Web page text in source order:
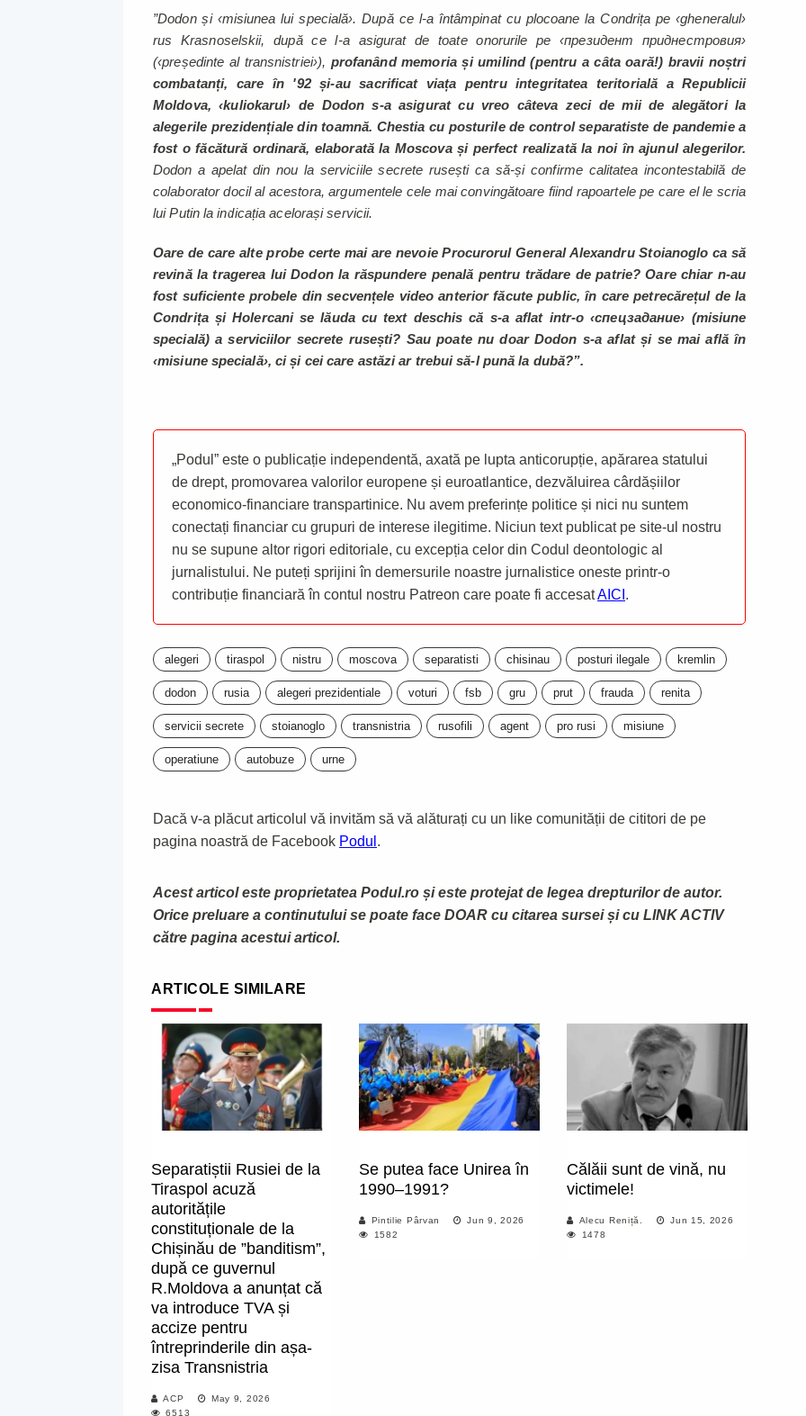
”Dodon și ‹misiunea lui specială›. După ce l-a întâmpinat cu plocoane la Condrița pe ‹gheneralul›
rus Krasnoselskii, după ce l-a asigurat de toate onorurile pe ‹президент приднестровия›
(‹președinte al transnistriei›), profanând memoria și umilind (pentru a câta oară!) bravii noștri
combatanți, care în '92 și-au sacrificat viața pentru integritatea teritorială a Republicii
Moldova, ‹kuliokarul› de Dodon s-a asigurat cu vreo câteva zeci de mii de alegători la
alegerile prezidențiale din toamnă. Chestia cu posturile de control separatiste de pandemie a
fost o făcătură ordinară, elaborată la Moscova și perfect realizată la noi în ajunul alegerilor.
Dodon a apelat din nou la serviciile secrete rusești ca să-și confirme calitatea incontestabilă de
colaborator docil al acestora, argumentele cele mai convingătoare fiind rapoartele pe care el le scria
lui Putin la indicația acelorași servicii.
Oare de care alte probe certe mai are nevoie Procurorul General Alexandru Stoianoglo ca să
revină la tragerea lui Dodon la răspundere penală pentru trădare de patrie? Oare chiar n-au
fost suficiente probele din secvențele video anterior făcute public, în care petrecărețul de la
Condrița și Holercani se lăuda cu text deschis că s-a aflat intr-o ‹спецзадание› (misiune
specială) a serviciilor secrete rusești? Sau poate nu doar Dodon s-a aflat și se mai află în
‹misiune specială›, ci și cei care astăzi ar trebui să-l pună la dubă?”.
„Podul” este o publicație independentă, axată pe lupta anticorupție, apărarea statului
de drept, promovarea valorilor europene și euroatlantice, dezvăluirea cârdășiilor
economico-financiare transpartinice. Nu avem preferințe politice și nici nu suntem
conectați financiar cu grupuri de interese ilegitime. Niciun text publicat pe site-ul nostru
nu se supune altor rigori editoriale, cu excepția celor din Codul deontologic al
jurnalistului. Ne puteți sprijini în demersurile noastre jurnalistice oneste printr-o
contribuție financiară în contul nostru Patreon care poate fi accesatAICI .
alegeri tiraspol nistru moscova separatisti chisinau posturi ilegale kremlin
dodon rusia alegeri prezidentiale voturi fsb gru prut frauda renita
servicii secrete stoianoglo transnistria rusofili agent pro rusi misiune
operatiune autobuze urne
Dacă v-a plăcut articolul vă invităm să vă alăturați cu un like comunității de cititori de pe
pagina noastră de Facebook Podul .
Acest articol este proprietatea Podul.ro și este protejat de legea drepturilor de autor.
Orice preluare a continutului se poate face DOAR cu citarea sursei și cu LINK ACTIV
către pagina acestui articol.
ARTICOLE SIMILARE
Separatiștii Rusiei de la
Tiraspol acuză
autoritățile
constituționale de la
Chișinău de ”banditism”,
după ce guvernul
R.Moldova a anunțat că
va introduce TVA și
accize pentru
întreprinderile din așa-
zisa Transnistria
ACP
May 9, 2026
6513
Se putea face Unirea în
1990–1991?
Pintilie Pârvan
Jun 9, 2026
1582
Călăii sunt de vină, nu
victimele!
Alecu Reniță.
Jun 15, 2026
1478